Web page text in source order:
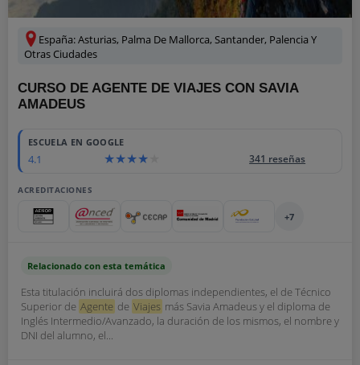
España: Asturias, Palma De Mallorca, Santander, Palencia Y
Otras Ciudades
CURSO DE AGENTE DE VIAJES CON SAVIA
AMADEUS
ESCUELA EN GOOGLE
4.1 341 reseñas
ACREDITACIONES
+7
Relacionado con esta temática
Esta titulación incluirá dos diplomas independientes, el de Técnico
Superior de Agente de Viajes más Savia Amadeus y el diploma de
Inglés Intermedio/Avanzado, la duración de los mismos, el nombre y
DNI del alumno, el...